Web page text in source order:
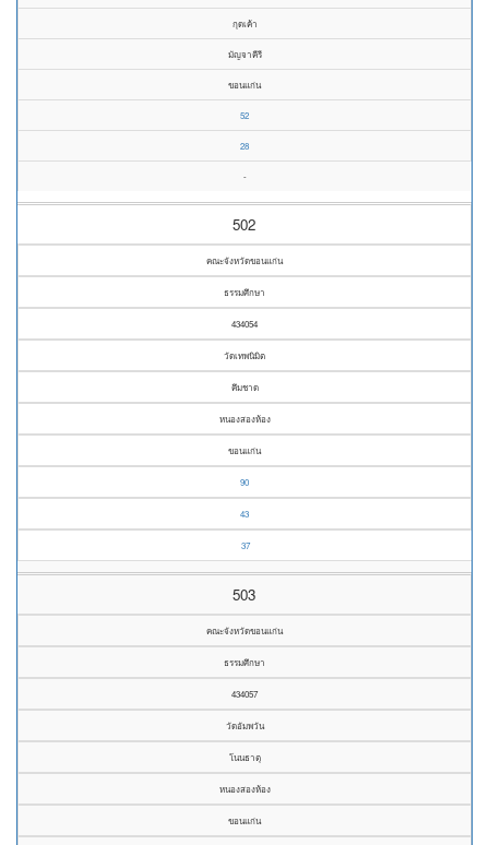
กุดเค้า
มัญจาคีรี
ขอนแก่น
52
28
-
502
คณะจังหวัดขอนแก่น
ธรรมศึกษา
434054
วัดเทพนิมิต
คึมชาด
หนองสองห้อง
ขอนแก่น
90
43
37
503
คณะจังหวัดขอนแก่น
ธรรมศึกษา
434057
วัดอัมพวัน
โนนธาตุ
หนองสองห้อง
ขอนแก่น